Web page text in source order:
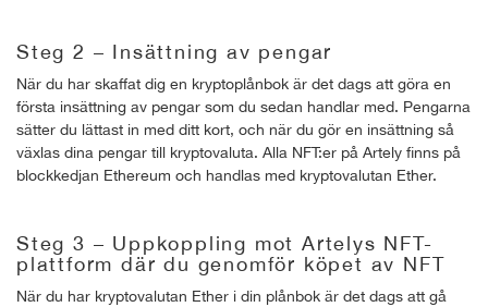
Steg 2 – Insättning av pengar
När du har skaffat dig en kryptoplånbok är det dags att göra en
första insättning av pengar som du sedan handlar med. Pengarna
sätter du lättast in med ditt kort, och när du gör en insättning så
växlas dina pengar till kryptovaluta. Alla NFT:er på Artely finns på
blockkedjan Ethereum och handlas med kryptovalutan Ether.
Steg 3 – Uppkoppling mot Artelys NFT-
plattform där du genomför köpet av NFT
När du har kryptovalutan Ether i din plånbok är det dags att gå